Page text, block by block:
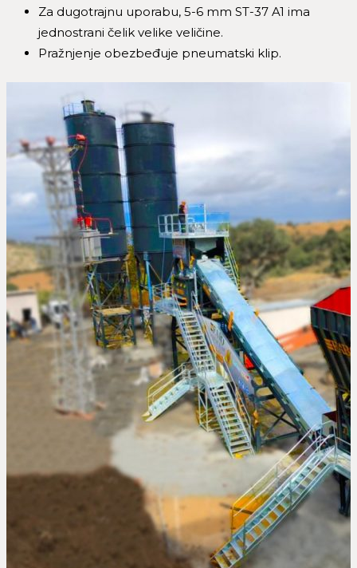
Za dugotrajnu uporabu, 5-6 mm ST-37 A1 ima
jednostrani čelik velike veličine.
Pražnjenje obezbeđuje pneumatski klip.